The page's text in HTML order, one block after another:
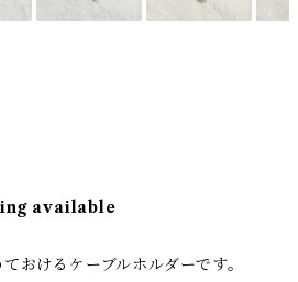
available
おけるケーブルホルダーです。